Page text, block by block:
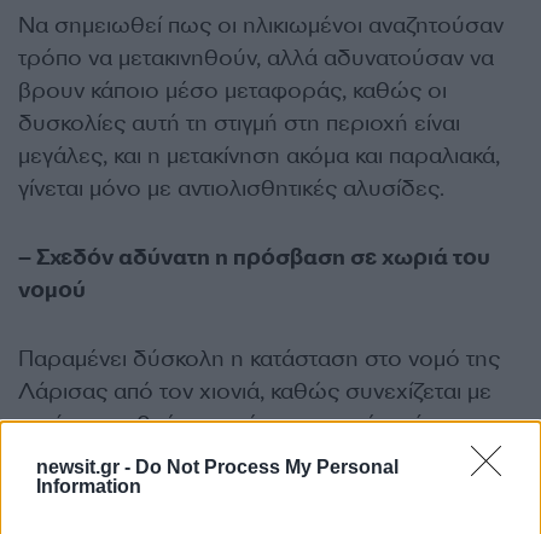
newsit.gr - Do Not Process My Personal
Information
Να σημειωθεί πως οι ηλικιωμένοι αναζητούσαν
τρόπο να μετακινηθούν, αλλά αδυνατούσαν να
βρουν κάποιο μέσο μεταφοράς, καθώς οι
δυσκολίες αυτή τη στιγμή στη περιοχή είναι
μεγάλες, και η μετακίνηση ακόμα και παραλιακά,
γίνεται μόνο με αντιολισθητικές αλυσίδες.
– Σχεδόν αδύνατη η πρόσβαση σε χωριά του
νομού
Παραμένει δύσκολη η κατάσταση στο νομό της
Λάρισας από τον χιονιά, καθώς συνεχίζεται με
αμείωτο ρυθμό η χιονόπτωση, ενώ υπάρχουν
περιοχές και κυρίως ορεινά χωριά που η
μετάβαση είναι σχεδόν αδύνατη.